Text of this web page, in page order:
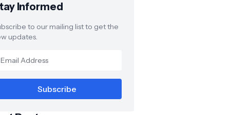
Asing"
Informed
to our mailing list to get the
updates.